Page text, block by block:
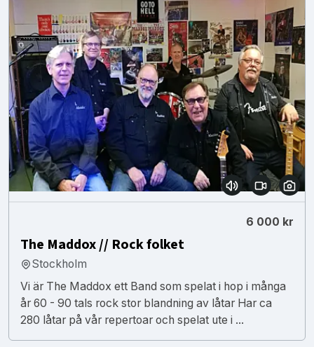
6 000 kr
The Maddox // Rock folket
Stockholm
Vi är The Maddox ett Band som spelat i hop i många
år 60 - 90 tals rock stor blandning av låtar Har ca
280 låtar på vår repertoar och spelat ute i ...